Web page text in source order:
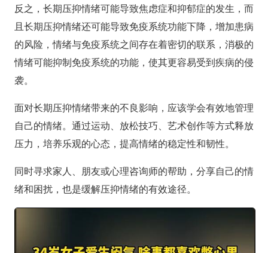
反之，长期压抑情绪可能导致焦虑症和抑郁症的发生，而
且长期压抑情绪还可能导致免疫系统功能下降，增加患病
的风险，情绪与免疫系统之间存在着密切的联系，消极的
情绪可能抑制免疫系统的功能，使其更容易受到疾病的侵
袭。
面对长期压抑情绪带来的不良影响，应该学会有效地管理
自己的情绪。通过运动、放松技巧、艺术创作等方式释放
压力，培养乐观的心态，提高情绪的稳定性和韧性。
同时寻求家人、朋友或心理咨询师的帮助，分享自己的情
绪和困扰，也是缓解压抑情绪的有效途径。